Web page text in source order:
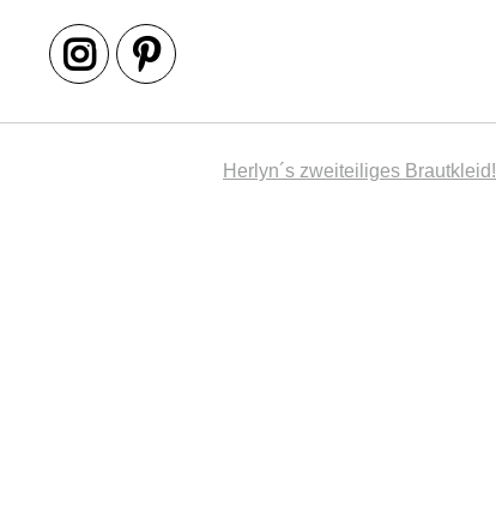
Beitrags-
Herlyn´s zweiteiliges Brautkleid!